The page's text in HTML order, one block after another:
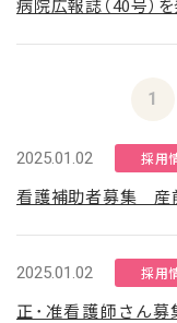
病院広報誌（40号）
1
2025.01.02 採用
看護補助者募集 産
2025.01.02 採用
正･准看護師さん